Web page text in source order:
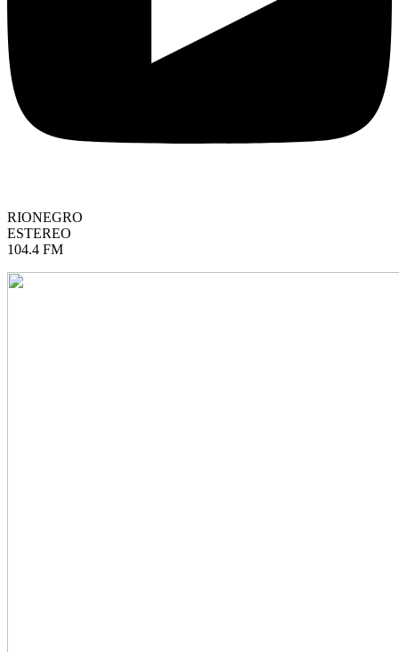
RIONEGRO
ESTEREO
104.4 FM